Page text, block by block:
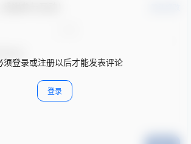
须登录或注册以后才能发表评论
登录